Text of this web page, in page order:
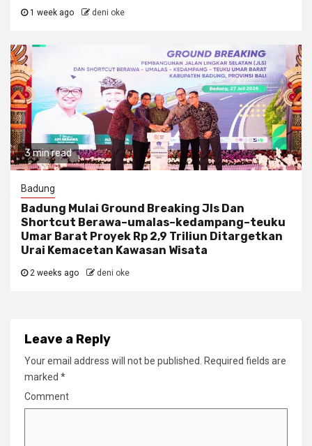
1 week ago deni oke
3 min read
Badung
Badung Mulai Ground Breaking Jls Dan
Shortcut Berawa–umalas–kedampang–teuku
Umar Barat Proyek Rp 2,9 Triliun Ditargetkan
Urai Kemacetan Kawasan Wisata
2 weeks ago deni oke
Leave a Reply
Your email address will not be published.
Required fields are
marked *
Comment